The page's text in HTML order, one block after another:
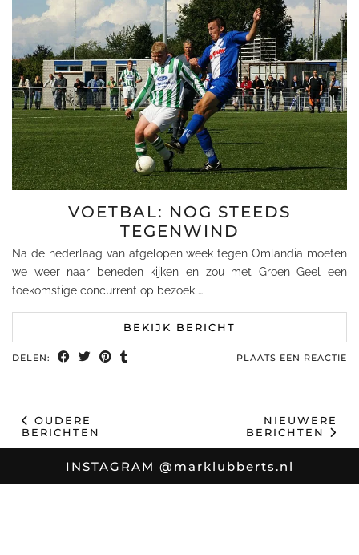
VOETBAL: NOG STEEDS
TEGENWIND
Na de nederlaag van afgelopen week tegen Omlandia moeten
we weer naar beneden kijken en zou met Groen Geel een
toekomstige concurrent op bezoek …
BEKIJK BERICHT
DELEN: PLAATS EEN REACTIE
OUDERE
BERICHTEN
NIEUWERE
BERICHTEN
INSTAGRAM @marklubberts.nl